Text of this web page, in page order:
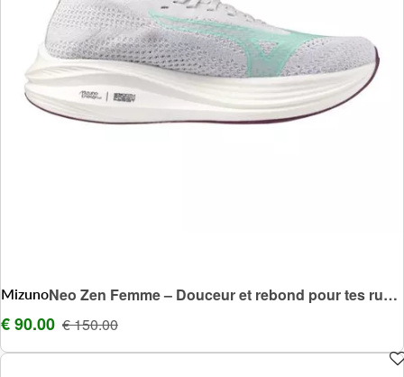
Mizuno Neo Zen Femme – Douceur et rebond pour tes runs quotidiens
€ 90.00 € 150.00